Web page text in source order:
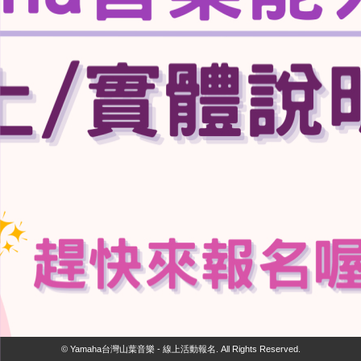
© Yamaha台灣山葉音樂 - 線上活動報名. All Rights Reserved.